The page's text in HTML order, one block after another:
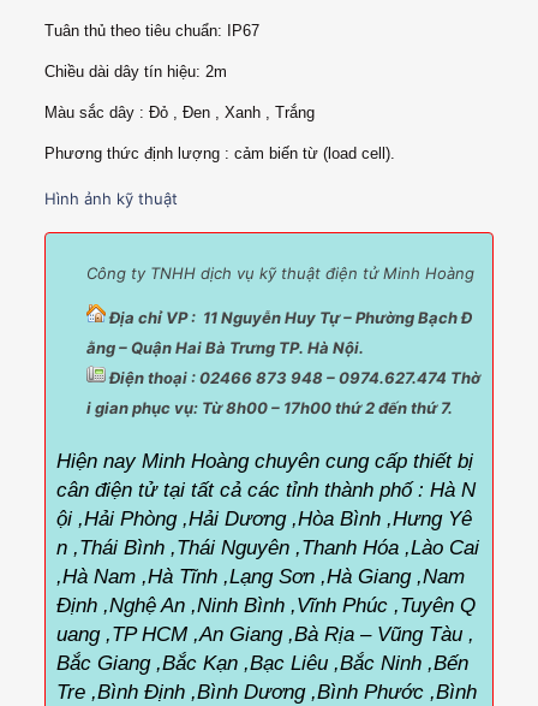
Tuân thủ theo tiêu chuẩn: IP67
Chiều dài dây tín hiệu: 2m
Màu sắc dây : Đỏ , Đen , Xanh , Trắng
Phương thức định lượng : cảm biến từ (load cell).
Hình ảnh kỹ thuật
Công ty TNHH dịch vụ kỹ thuật điện tử Minh Hoàng
Địa chỉ VP : 11 Nguyễn Huy Tự – Phường Bạch Đ
ằng – Quận Hai Bà Trưng TP. Hà Nội.
Điện thoại : 02466 873 948 – 0974.627.474 Thờ
i gian phục vụ: Từ 8h00 – 17h00 thứ 2 đến thứ 7.
Hiện nay Minh Hoàng chuyên cung cấp thiết bị
cân điện tử tại tất cả các tỉnh thành phố :Hà N
ội ,Hải Phòng ,Hải Dương ,Hòa Bình ,Hưng Yê
n ,Thái Bình ,Thái Nguyên ,Thanh Hóa ,Lào Cai
,Hà Nam ,Hà Tĩnh ,Lạng Sơn ,Hà Giang ,Nam
Định ,Nghệ An ,Ninh Bình ,Vĩnh Phúc ,Tuyên Q
uang ,TP HCM ,An Giang ,Bà Rịa – Vũng Tàu ,
Bắc Giang ,Bắc Kạn ,Bạc Liêu ,Bắc Ninh ,Bến
Tre ,Bình Định ,Bình Dương ,Bình Phước ,Bình